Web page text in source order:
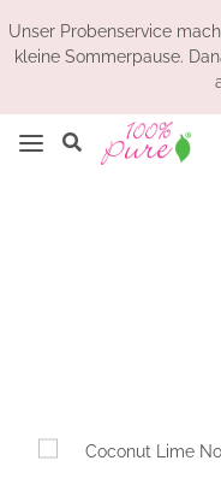
Unser Probenservice
kleine Sommerpause.